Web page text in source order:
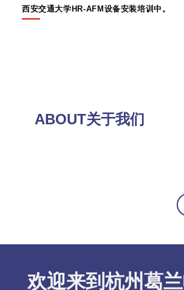
西安交通大学HR-AFM设备安装培训中。
ABOUT关于我们
欢迎来到杭州葛